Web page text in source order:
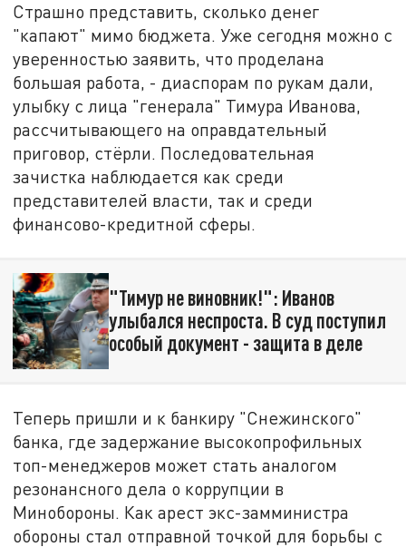
Страшно представить, сколько денег
"капают" мимо бюджета. Уже сегодня можно с
уверенностью заявить, что проделана
большая работа, - диаспорам по рукам дали,
улыбку с лица "генерала" Тимура Иванова,
рассчитывающего на оправдательный
приговор, стёрли. Последовательная
зачистка наблюдается как среди
представителей власти, так и среди
финансово-кредитной сферы.
"Тимур не виновник!": Иванов
улыбался неспроста. В суд поступил
особый документ - защита в деле
Теперь пришли и к банкиру "Снежинского"
банка, где задержание высокопрофильных
топ-менеджеров может стать аналогом
резонансного дела о коррупции в
Минобороны. Как арест экс-замминистра
обороны стал отправной точкой для борьбы с